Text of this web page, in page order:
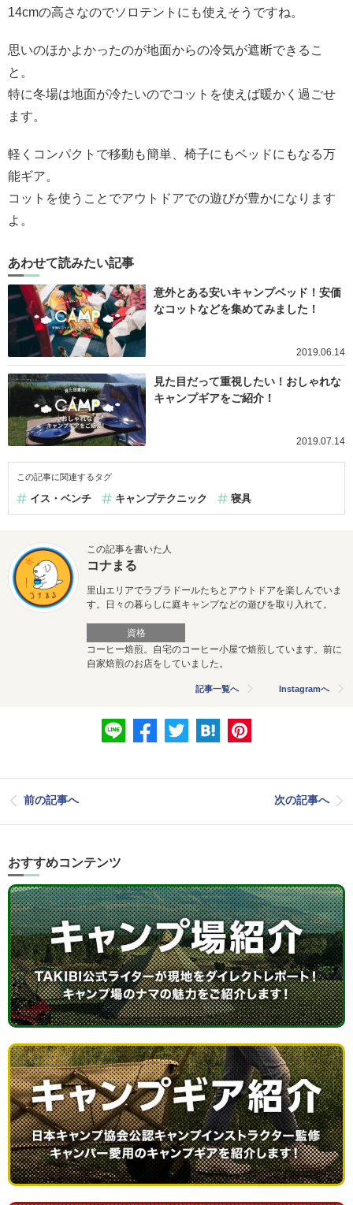
14cmの高さなのでソロテントにも使えそうですね。
思いのほかよかったのが地面からの冷気が遮断できるこ
と。
特に冬場は地面が冷たいのでコットを使えば暖かく過ごせ
ます。
軽くコンパクトで移動も簡単、椅子にもベッドにもなる万
能ギア。
コットを使うことでアウトドアでの遊びが豊かになります
よ。
あわせて読みたい記事
意外とある安いキャンプベッド！安価
なコットなどを集めてみました！
2019.06.14
見た目だって重視したい！おしゃれな
キャンプギアをご紹介！
2019.07.14
この記事に関連するタグ
イス・ベンチ キャンプテクニック 寝具
この記事を書いた人
コナまる
里山エリアでラブラドールたちとアウトドアを楽しんでいま
す。日々の暮らしに庭キャンプなどの遊びを取り入れて。
資格
コーヒー焙煎。自宅のコーヒー小屋で焙煎しています。前に
自家焙煎のお店をしていました。
記事一覧へ Instagramへ
前の記事へ 次の記事へ
おすすめコンテンツ